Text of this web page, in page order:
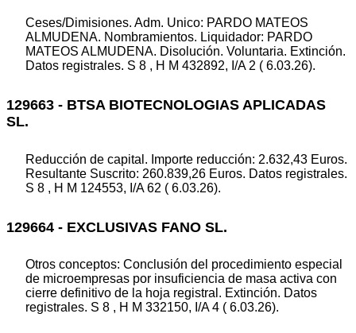
Ceses/Dimisiones. Adm. Unico: PARDO MATEOS
ALMUDENA. Nombramientos. Liquidador: PARDO
MATEOS ALMUDENA. Disolución. Voluntaria. Extinción.
Datos registrales. S 8 , H M 432892, I/A 2 ( 6.03.26).
129663 - BTSA BIOTECNOLOGIAS APLICADAS
SL.
Reducción de capital. Importe reducción: 2.632,43 Euros.
Resultante Suscrito: 260.839,26 Euros. Datos registrales.
S 8 , H M 124553, I/A 62 ( 6.03.26).
129664 - EXCLUSIVAS FANO SL.
Otros conceptos: Conclusión del procedimiento especial
de microempresas por insuficiencia de masa activa con
cierre definitivo de la hoja registral. Extinción. Datos
registrales. S 8 , H M 332150, I/A 4 ( 6.03.26).